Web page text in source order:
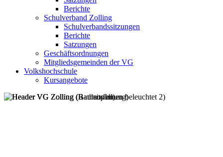
Berichte
Schulverband Zolling
Schulverbandssitzungen
Berichte
Satzungen
Geschäftsordnungen
Mitgliedsgemeinden der VG
Volkshochschule
Kursangebote